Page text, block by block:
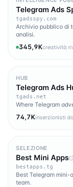
Telegram Ads
tgadsspy.com
Archivio pubblico di
analisi.
345,9Kcreatività
HUB
Telegram Ads
tgads.net
Where Telegram
74,7Kinserzionisti
SELEZIONE
Best Mini Apps
bestapps.tg
Best Telegram mini-
team.